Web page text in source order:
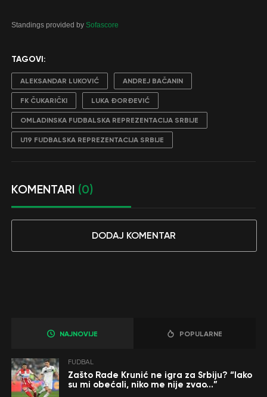
Standings provided by Sofascore
TAGOVI:
ALEKSANDAR LUKOVIĆ ANDREJ BAČANIN
FK ČUKARIČKI LUKA ĐORĐEVIĆ
OMLADINSKA FUDBALSKA REPREZENTACIJA SRBIJE
U19 FUDBALSKA REPREZENTACIJA SRBIJE
KOMENTARI (0)
DODAJ KOMENTAR
NAJNOVIJE POPULARNE
FUDBAL
Zašto Rade Krunić ne igra za Srbiju? “Iako
su mi obećali, niko me nije zvao…”